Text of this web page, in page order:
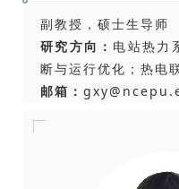
副教授，硕士生导师
研究方向： 电站热力
断与运行优化；热电
邮箱：